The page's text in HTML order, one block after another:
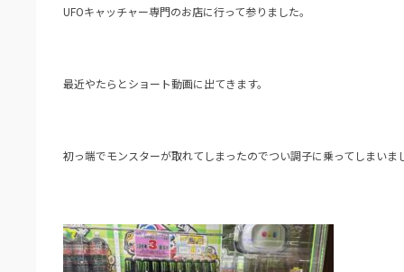
UFOキャッチャー専門のお店に行って参りました。
最近やたらとショート動画に出てきます。
初っ端でモンスターが取れてしまったのでつい調子に乗ってしまいま